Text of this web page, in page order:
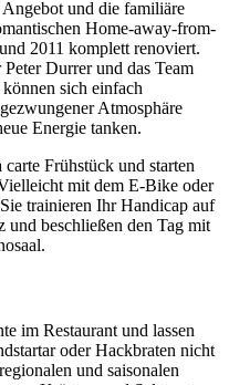
und die familiäre
Home-away-from-
2011 komplett renoviert.
Durrer und das Team
sich einfach
Atmosphäre
Energie tanken.
carte Frühstück und starten
mit dem E-Bike oder
trainieren Ihr Handicap auf
und beschließen den Tag mit
im Restaurant und lassen
oder Hackbraten nicht
und saisonalen